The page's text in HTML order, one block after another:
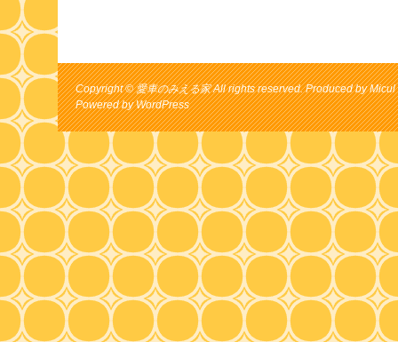
Copyright © 愛車のみえる家 All rights reserved. Produced by Micul
Powered byWordPress